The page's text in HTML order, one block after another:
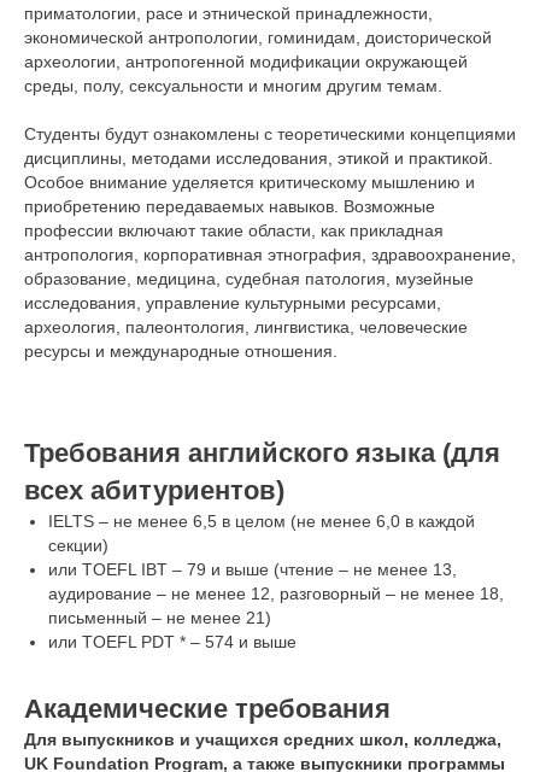
приматологии, расе и этнической принадлежности,
экономической антропологии, гоминидам, доисторической
археологии, антропогенной модификации окружающей
среды, полу, сексуальности и многим другим темам.
Студенты будут ознакомлены с теоретическими концепциями
дисциплины, методами исследования, этикой и практикой.
Особое внимание уделяется критическому мышлению и
приобретению передаваемых навыков. Возможные
профессии включают такие области, как прикладная
антропология, корпоративная этнография, здравоохранение,
образование, медицина, судебная патология, музейные
исследования, управление культурными ресурсами,
археология, палеонтология, лингвистика, человеческие
ресурсы и международные отношения.
Требования английского языка (для
всех абитуриентов)
IELTS – не менее 6,5 в целом (не менее 6,0 в каждой
секции)
или TOEFL IBT – 79 и выше (чтение – не менее 13,
аудирование – не менее 12, разговорный – не менее 18,
письменный – не менее 21)
или TOEFL PDT * – 574 и выше
Академические требования
Для выпускников и учащихся средних школ, колледжа,
UK Foundation Program, а также выпускники программы